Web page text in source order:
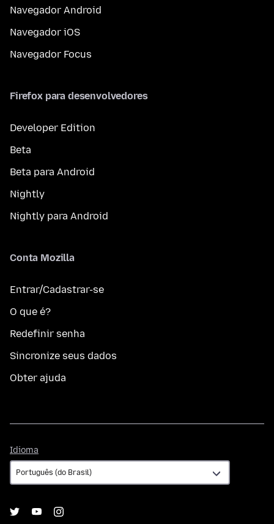
Navegador Android
Navegador iOS
Navegador Focus
Firefox para desenvolvedores
Developer Edition
Beta
Beta para Android
Nightly
Nightly para Android
Conta Mozilla
Entrar/Cadastrar-se
O que é?
Redefinir senha
Sincronize seus dados
Obter ajuda
Idioma